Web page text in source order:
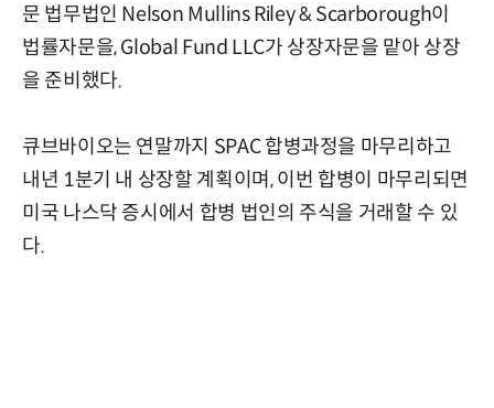
문 법무법인 Nelson Mullins Riley & Scarborough이
법률자문을, Global Fund LLC가 상장자문을 맡아 상장
을 준비했다.
큐브바이오는 연말까지 SPAC 합병과정을 마무리하고
내년 1분기 내 상장할 계획이며, 이번 합병이 마무리되면
미국 나스닥 증시에서 합병 법인의 주식을 거래할 수 있
다.